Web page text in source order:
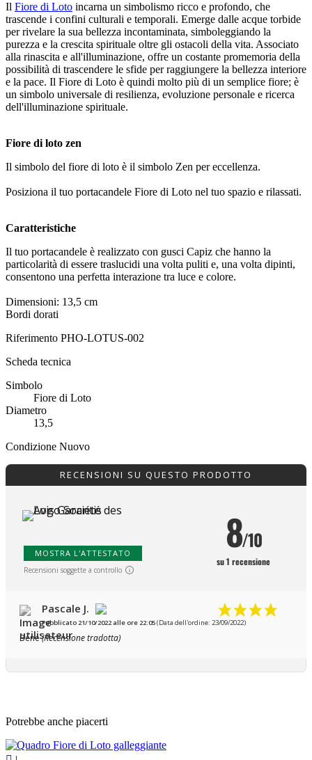
Il Fiore di Loto incarna un simbolismo ricco e profondo, che
trascende i confini culturali e temporali. Emerge dalle acque torbide
per rivelare la sua bellezza incontaminata, simboleggiando la
purezza e la crescita spirituale oltre gli ostacoli della vita. Associato
alla rinascita e all'illuminazione, offre un costante promemoria della
possibilità di trascendere le sfide per raggiungere la bellezza interiore
e la pace. Il Fiore di Loto è quindi molto più di un semplice fiore; è
un simbolo universale di resilienza, evoluzione personale e ricerca
dell'illuminazione spirituale.
Fiore di loto zen
Il simbolo del fiore di loto è il simbolo Zen per eccellenza.
Posiziona il tuo portacandele Fiore di Loto nel tuo spazio e rilassati.
Caratteristiche
Il tuo portacandele è realizzato con gusci Capiz che hanno la
particolarità di essere traslucidi una volta puliti e, una volta dipinti,
consentono una perfetta interazione tra luce e colore.
Dimensioni: 13,5 cm
Bordi dorati
Riferimento PHO-LOTUS-002
Scheda tecnica
Simbolo
Fiore di Loto
Diametro
13,5
Condizione Nuovo
RECENSIONI SU QUESTO PRODOTTO
MOSTRA L'ATTESTATO
Recensioni soggette a controllo
8/10
su 1 recensione
Pascale J.
Pubblicato 21/10/2022 alle ore 22:05(Data dell'ordine: 23/09/2022)
Bene(Recensione tradotta)
Potrebbe anche piacerti